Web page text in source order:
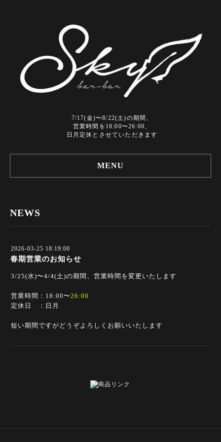
7/17(金)〜8/22(土)の期間、
営業時間を18:00〜26:00、
日月定休とさせていただきます
MENU
NEWS
2026-03-25 18:19:00
春期営業のお知らせ
3/25(水)〜4/4(土)の期間、営業時間を変更いたします
営業時間：18:00〜26:00
定休日 ：日月
短い期間ですがどうぞよろしくお願いいたします